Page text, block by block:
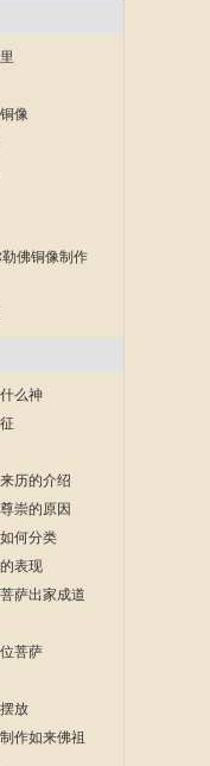
像
佛铜像制作
么神
历的介绍
崇的原因
何分类
表现
萨出家成道
菩萨
放
作如来佛祖